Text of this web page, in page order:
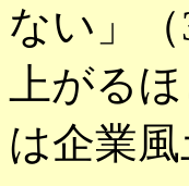
ない」
上がる
は企業風